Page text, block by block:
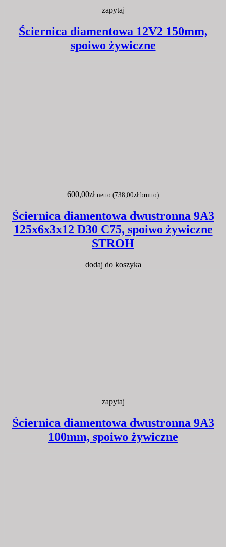
zapytaj
Ściernica diamentowa 12V2 150mm,
spoiwo żywiczne
600,00zł netto (738,00zł brutto)
Ściernica diamentowa dwustronna 9A3
125x6x3x12 D30 C75, spoiwo żywiczne
STROH
dodaj do koszyka
zapytaj
Ściernica diamentowa dwustronna 9A3
100mm, spoiwo żywiczne